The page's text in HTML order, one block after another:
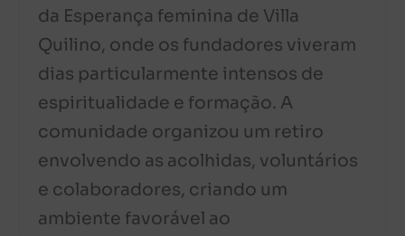
da Esperança feminina de Villa
Quilino, onde os fundadores viveram
dias particularmente intensos de
espiritualidade e formação. A
comunidade organizou um retiro
envolvendo as acolhidas, voluntários
e colaboradores, criando um
ambiente favorável ao